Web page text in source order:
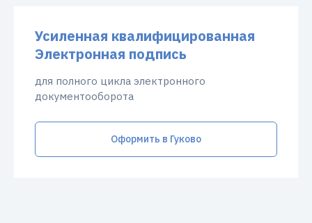
Усиленная квалифицированная
Электронная подпись
для полного цикла электронного
документооборота
Оформить в Гуково